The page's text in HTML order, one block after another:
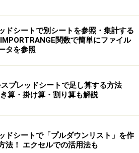
ドシートで別シートを参照・集計する
関数で簡単にファイル
タを参照
プレッドシートで足し算する方法
算・掛け算・割り算も解説
ドシートで「プルダウンリスト」を作
法！ エクセルでの活用法も